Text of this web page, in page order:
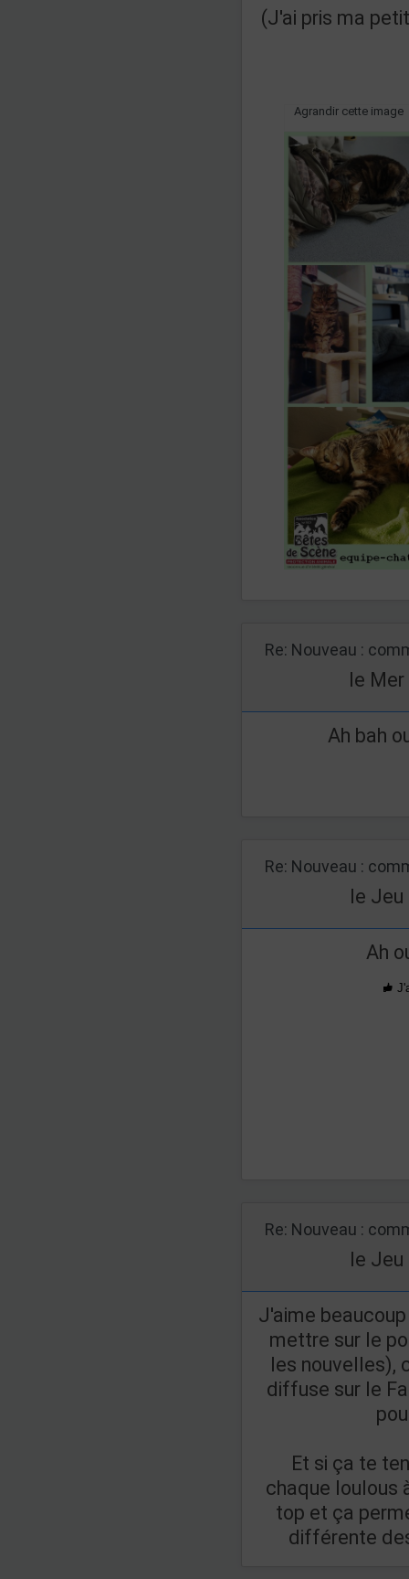
(J'ai pris ma
Agrandir cette image
Re: Nouveau :
le Mer
Ah bah
Re: Nouveau :
le Jeu
Ah
Re: Nouveau :
le Jeu
J'aime
mettre sur le
les nouvelles),
diffuse sur le
Et si ça te
chaque loulous
top et ça
différente